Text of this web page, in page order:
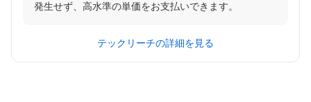
発生せず、高水準の単価をお支払いできます。
テックリーチの詳細を見る